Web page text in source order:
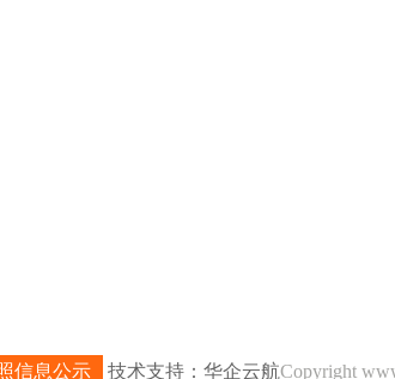
信息公示 技术支持：华企云航Copyright